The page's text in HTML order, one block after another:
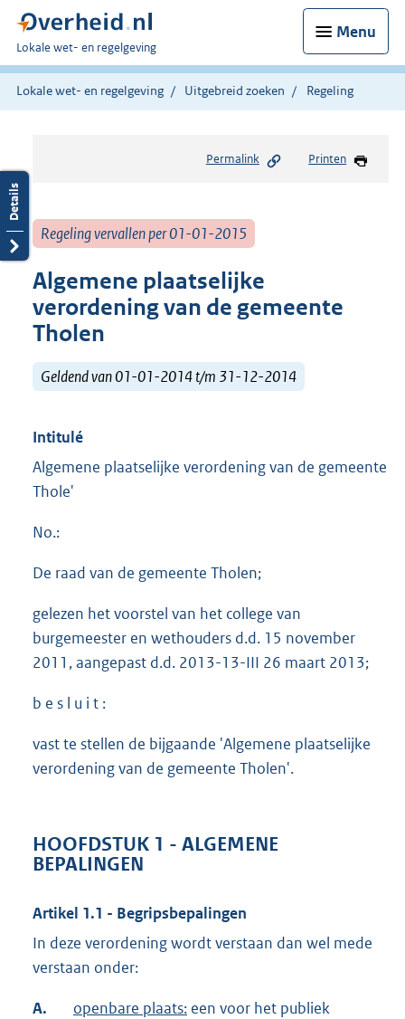
Menu
U
bent
hier:
Lokale wet- en regelgeving
Lokale wet- en regelgeving Uitgebreid zoeken Regeling
Permalink Printen
Regeling vervallen per 01-01-2015
Algemene plaatselijke
verordening van de gemeente
Tholen
Geldend van 01-01-2014 t/m 31-12-2014
Intitulé
Algemene plaatselijke verordening van de gemeente
Thole'
No.:
De raad van de gemeente Tholen;
gelezen het voorstel van het college van
burgemeester en wethouders d.d. 15 november
2011, aangepast d.d. 2013-13-III 26 maart 2013;
b e s l u i t :
vast te stellen de bijgaande 'Algemene plaatselijke
verordening van de gemeente Tholen'.
HOOFDSTUK 1 - ALGEMENE
BEPALINGEN
Artikel 1.1 - Begripsbepalingen
In deze verordening wordt verstaan dan wel mede
verstaan onder:
A. openbare plaats: een voor het publiek